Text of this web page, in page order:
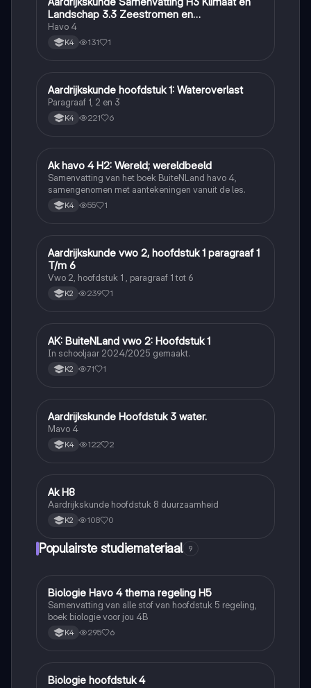
Landschap 3.3 Zeestromen en
Klimaatgebieden • BuiteNLand
Havo 4
K4 131 1
Aardrijkskunde
Aardrijkskunde hoofdstuk 1: Wateroverlast
Paragraaf 1, 2 en 3
K4 221 6
Aardrijkskunde
Ak havo 4 H2: Wereld; wereldbeeld
Samenvatting van het boek BuiteNLand havo 4,
samengenomen met aantekeningen vanuit de les.
K4 55 1
Aardrijkskunde
Aardrijkskunde vwo 2, hoofdstuk 1 paragraaf 1
T/m 6
Vwo 2, hoofdstuk 1 , paragraaf 1 tot 6
K2 239 1
Aardrijkskunde
AK: BuiteNLand vwo 2: Hoofdstuk 1
In schooljaar 2024/2025 gemaakt.
K2 71 1
Aardrijkskunde
Aardrijkskunde Hoofdstuk 3 water.
Mavo 4
K4 122 2
Aardrijkskunde
Ak H8
Aardrijkskunde hoofdstuk 8 duurzaamheid
K2 108 0
Populairste studiemateriaal 9
Biologie
Biologie Havo 4 thema regeling H5
Samenvatting van alle stof van hoofdstuk 5 regeling,
boek biologie voor jou 4B
K4 295 6
Biologie
Biologie hoofdstuk 4